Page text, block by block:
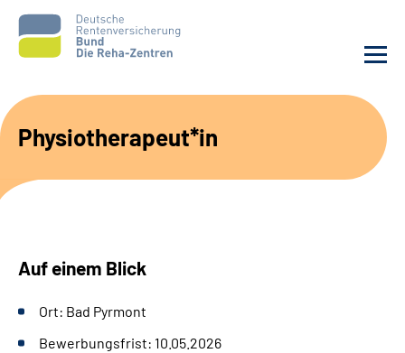
Karriere
Sozialdienste & Zuweisende
Physiotherapeut*in
Auf einem Blick
Ort: Bad Pyrmont
Bewerbungsfrist: 10.05.2026